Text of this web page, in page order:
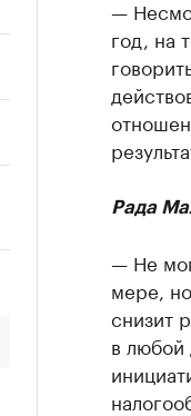
—
год, на
Рада
— Не
мере,
снизит
в любой